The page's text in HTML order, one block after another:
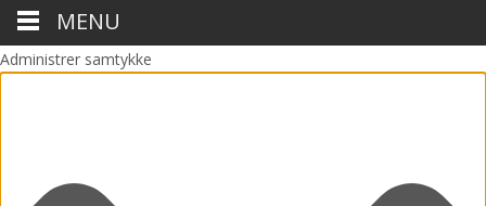
Administrer samtykke
MENU